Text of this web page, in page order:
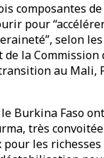
composantes
pour
selon
la Commission
au Mali,
Burkina Faso
très
les